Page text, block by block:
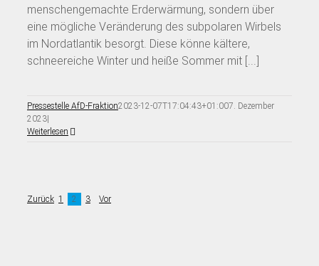
menschengemachte Erderwärmung, sondern über
eine mögliche Veränderung des subpolaren Wirbels
im Nordatlantik besorgt. Diese könne kältere,
schneereiche Winter und heiße Sommer mit [...]
Pressestelle AfD-Fraktion2023-12-07T17:04:43+01:007. Dezember
2023|
Weiterlesen
Zurück 1 2 3 Vor